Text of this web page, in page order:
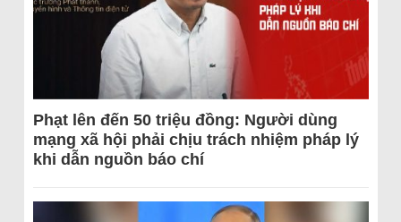
Phạt lên đến 50 triệu đồng: Người dùng
mạng xã hội phải chịu trách nhiệm pháp lý
khi dẫn nguồn báo chí